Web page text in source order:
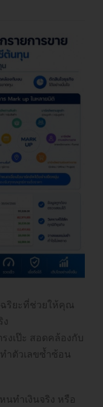
ริยะที่ช่วยให้คุณ
เป๊ะ สอดคล้องกับ
ำตัวเลขซ้ำซ้อน
ทำเงินจริง หรือ